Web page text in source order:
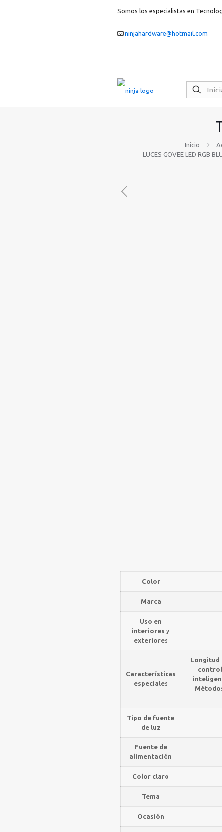
Somos los especialistas en
ninjahardware@hotmail.com
Inicio
LUCES GOVEE LED RGB
Color
Marca
Uso en
interiores y
exteriores
Características
especiales
Longitud
control
Tipo de fuente
de luz
Fuente de
alimentación
Color claro
Tema
Ocasión